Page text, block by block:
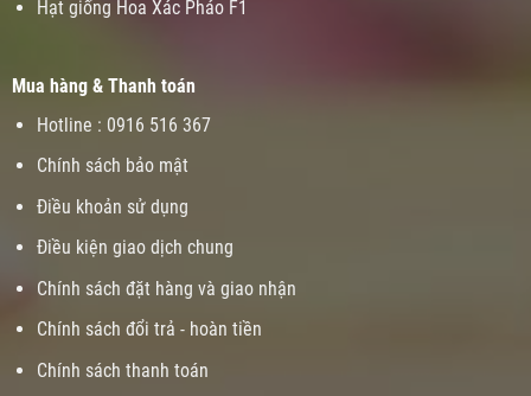
Hạt giống Hoa Xác Pháo F1
Mua hàng & Thanh toán
Hotline : 0916 516 367
Chính sách bảo mật
Điều khoản sử dụng
Điều kiện giao dịch chung
Chính sách đặt hàng và giao nhận
Chính sách đổi trả - hoàn tiền
Chính sách thanh toán